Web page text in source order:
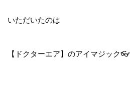
いただいたのは
【ドクターエア】のアイマジック👓